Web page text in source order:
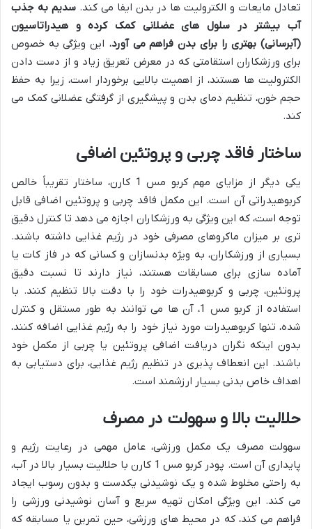
تعادل مایعات و الکترولیت ها در بدن ایفا می کند.سدیم به جذب
آب بیشتر در سلول های عضلانی کمک کرده و هیدراتاسیون
(آبرسانی) بهتری را برای بدن فراهم می آورد. این ویژگی به خصوص
برای ورزشکاران استقامتی که در معرض تعریق زیاد و از دست دادن
الکترولیت ها هستند، از اهمیت بالایی برخوردار است، زیرا به حفظ
حجم خون، تنظیم دمای بدن و پیشگیری از گرفتگی عضلانی کمک می
کند.
ساختار فاقد چربی و پروتئین اضافی
یکی دیگر از مزایای مهم کربو مس 1 کارن، ساختار تقریباً خالص
کربوهیدراتی آن است. این مکمل فاقد چربی و پروتئین اضافی قابل
توجه است، که این ویژگی به ورزشکاران اجازه می دهد تا کنترل دقیق
تری بر میزان ماکروهای مصرفی خود در رژیم غذایی داشته باشند.
بسیاری از ورزشکاران، به ویژه بدنسازان و کسانی که در فاز کات یا
آماده سازی برای مسابقات هستند، نیاز دارند تا نسبت دقیق
پروتئین، چربی و کربوهیدرات خود را با دقت بالا تنظیم کنند. با
استفاده از کربو مس 1، آن ها می توانند به طور مستقل و کنترل
شده، تنها کربوهیدرات مورد نیاز خود را به رژیم غذایی اضافه کنند،
بدون اینکه نگران دریافت اضافی پروتئین یا چربی از مکمل خود
باشند. این انعطاف پذیری در تنظیم رژیم غذایی، برای دستیابی به
اهداف خاص بدنی بسیار ارزشمند است.
حلالیت بالا و سهولت در مصرف
سهولت مصرف یک مکمل ورزشی، عامل مهمی در رعایت رژیم و
پایداری آن است. پودر کربو مس 1 کارن با حلالیت بسیار بالا در آب،
به راحتی مخلوط شده و یک نوشیدنی یکدست و بدون رسوب ایجاد
می کند. این ویژگی امکان تهیه سریع و آسان نوشیدنی ورزشی را
فراهم می کند، که در محیط های ورزشی، حین تمرین یا مسابقه که